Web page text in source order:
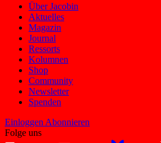
Über Jacobin
Aktuelles
Magazin
Journal
Ressorts
Kolumnen
Shop
Community
Newsletter
Spenden
Einloggen Abonnieren
Folge uns